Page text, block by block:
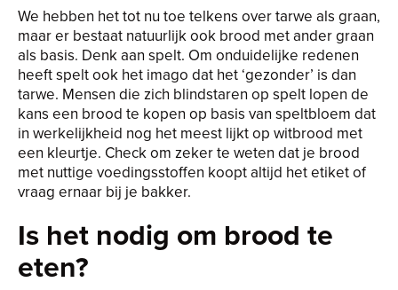
We hebben het tot nu toe telkens over tarwe als graan,
maar er bestaat natuurlijk ook brood met ander graan
als basis. Denk aan spelt. Om onduidelijke redenen
heeft spelt ook het imago dat het ‘gezonder’ is dan
tarwe. Mensen die zich blindstaren op spelt lopen de
kans een brood te kopen op basis van speltbloem dat
in werkelijkheid nog het meest lijkt op witbrood met
een kleurtje. Check om zeker te weten dat je brood
met nuttige voedingsstoffen koopt altijd het etiket of
vraag ernaar bij je bakker.
Is het nodig om brood te
eten?